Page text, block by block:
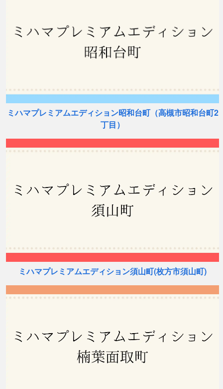
ミハマプレミアムエディション昭和台町（高槻市昭和台町2
丁目）
ミハマプレミアムエディション須山町(枚方市須山町)